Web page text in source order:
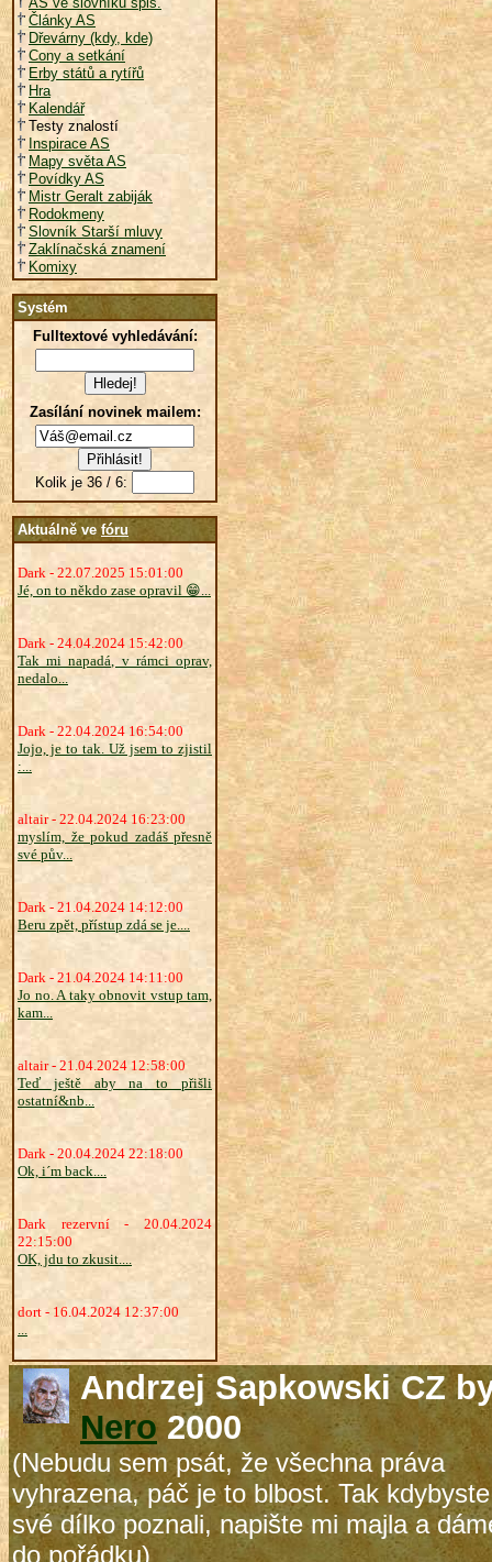
Články AS
Dřevárny (kdy, kde)
Cony a setkání
Erby států a rytířů
Hra
Kalendář
Testy znalostí
Inspirace AS
Mapy světa AS
Povídky AS
Mistr Geralt zabiják
Rodokmeny
Slovník Starší mluvy
Zaklínačská znamení
Komixy
Systém
Fulltextové vyhledávání:
Zasílání novinek mailem:
Kolik je 36 / 6:
Aktuálně ve fóru
Dark - 22.07.2025 15:01:00
Jé, on to někdo zase opravil 😁...
Dark - 24.04.2024 15:42:00
Tak mi napadá, v rámci oprav,
nedalo...
Dark - 22.04.2024 16:54:00
Jojo, je to tak. Už jsem to zjistil
:...
altair - 22.04.2024 16:23:00
myslím, že pokud zadáš přesně
své pův...
Dark - 21.04.2024 14:12:00
Beru zpět, přístup zdá se je....
Dark - 21.04.2024 14:11:00
Jo no. A taky obnovit vstup tam,
kam...
altair - 21.04.2024 12:58:00
Teď ještě aby na to přišli
ostatní&nb...
Dark - 20.04.2024 22:18:00
Ok, i´m back....
Dark rezervní - 20.04.2024
22:15:00
OK, jdu to zkusit....
dort - 16.04.2024 12:37:00
...
Andrzej Sapkowski CZ
Nero2000
(Nebudu sem psát, že všechna práva
vyhrazena, páč je to blbost. Tak
své dílko poznali, napište mi majla a
do pořádku)